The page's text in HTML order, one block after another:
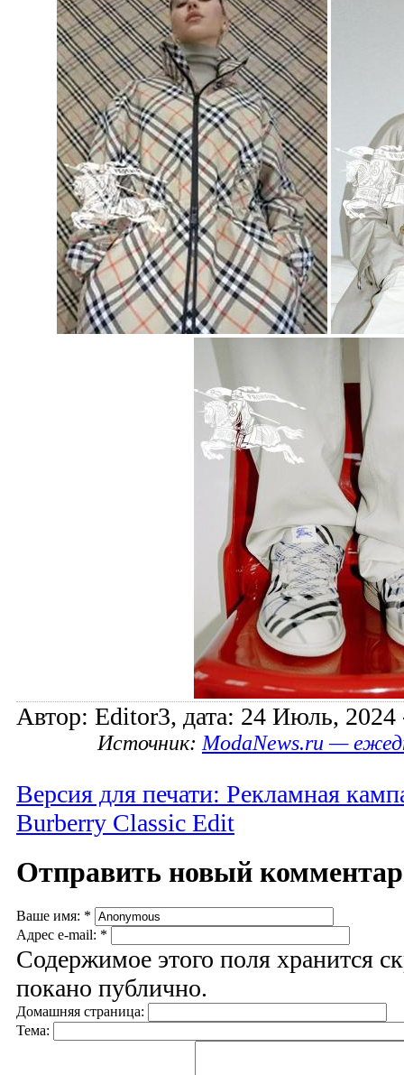
Автор: Editor3, дата: 24 Июль, 2024
Источник:ModaNews.ru —
Версия для печати: Рекламная
Burberry Classic Edit
Отправить новый
Ваше имя: *
Адрес e-mail: *
Содержимое этого поля хранится
покано публично.
Домашняя страница:
Тема: